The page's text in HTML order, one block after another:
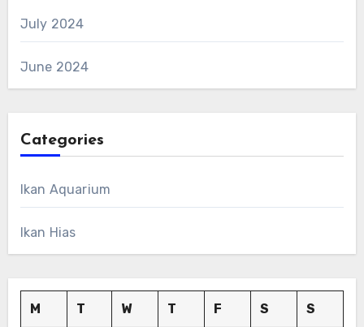
July 2024
June 2024
Categories
Ikan Aquarium
Ikan Hias
M T W T F S S